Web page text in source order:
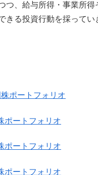
つ、給与所得・事業所得
きる投資行動を採ってい
ポートフォリオ
ポートフォリオ
ポートフォリオ
ポートフォリオ